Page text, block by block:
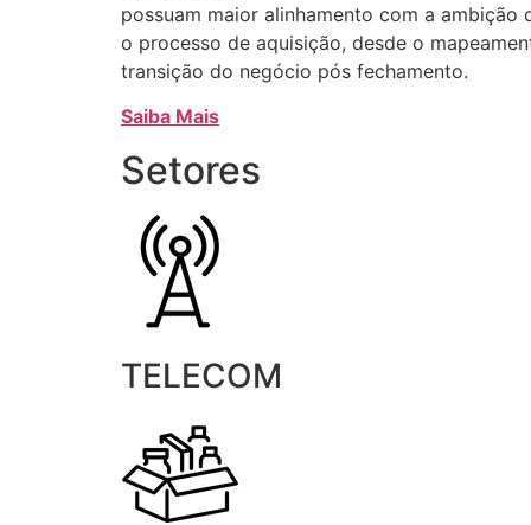
possuam maior alinhamento com a
o processo de aquisição, desde o
transição do negócio pós fechamento.
Saiba Mais
Setores
TELECOM